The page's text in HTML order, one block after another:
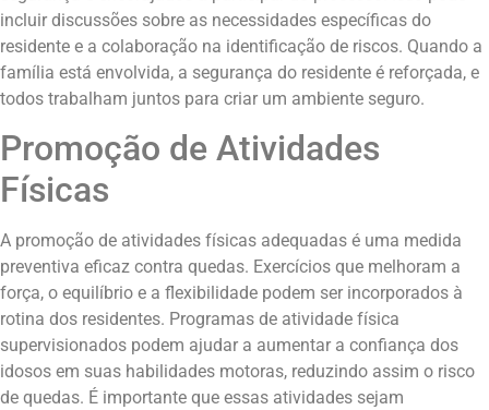
incluir discussões sobre as necessidades específicas do
residente e a colaboração na identificação de riscos. Quando a
família está envolvida, a segurança do residente é reforçada, e
todos trabalham juntos para criar um ambiente seguro.
Promoção de Atividades
Físicas
A promoção de atividades físicas adequadas é uma medida
preventiva eficaz contra quedas. Exercícios que melhoram a
força, o equilíbrio e a flexibilidade podem ser incorporados à
rotina dos residentes. Programas de atividade física
supervisionados podem ajudar a aumentar a confiança dos
idosos em suas habilidades motoras, reduzindo assim o risco
de quedas. É importante que essas atividades sejam